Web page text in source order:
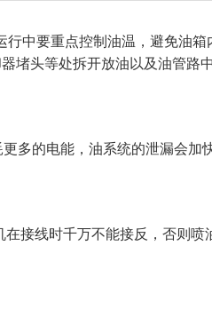
中要重点控制油温，避免油箱
堵头等处拆开放油以及油管路
多的电能，油系统的泄漏会加
接线时千万不能接反，否则喷